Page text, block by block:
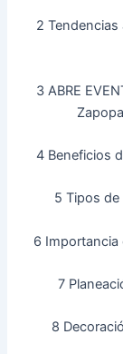
2 Tendencias
3 ABRE
4 Beneficios
5 Tipos
6 Importancia
7
8